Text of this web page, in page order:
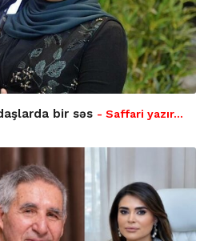
bir səs - Saffari yazır…